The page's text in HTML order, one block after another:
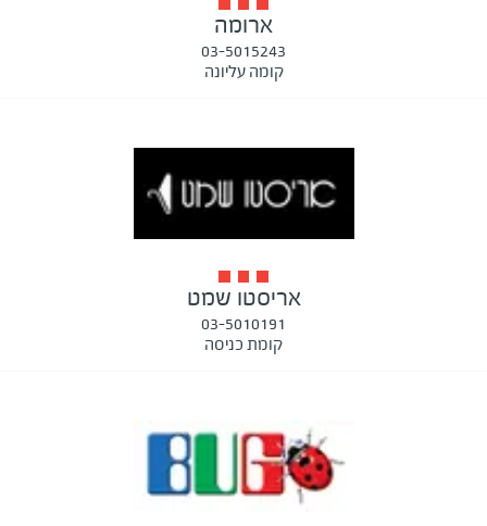
ארומה
03-5015243
קומה עליונה
אריסטו שמט
03-5010191
קומת כניסה